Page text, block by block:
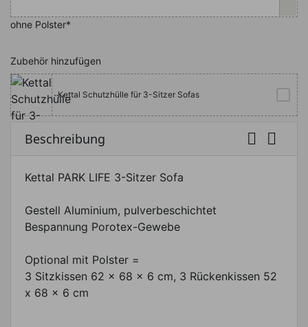
ohne Polster*
Zubehör hinzufügen
Kettal Schutzhülle für 3-Sitzer Sofas
Beschreibung  
Kettal PARK LIFE 3-Sitzer Sofa
Gestell Aluminium, pulverbeschichtet
Bespannung Porotex-Gewebe
Optional mit Polster =
3 Sitzkissen 62 x 68 x 6 cm, 3 Rückenkissen 52
x 68 x 6 cm